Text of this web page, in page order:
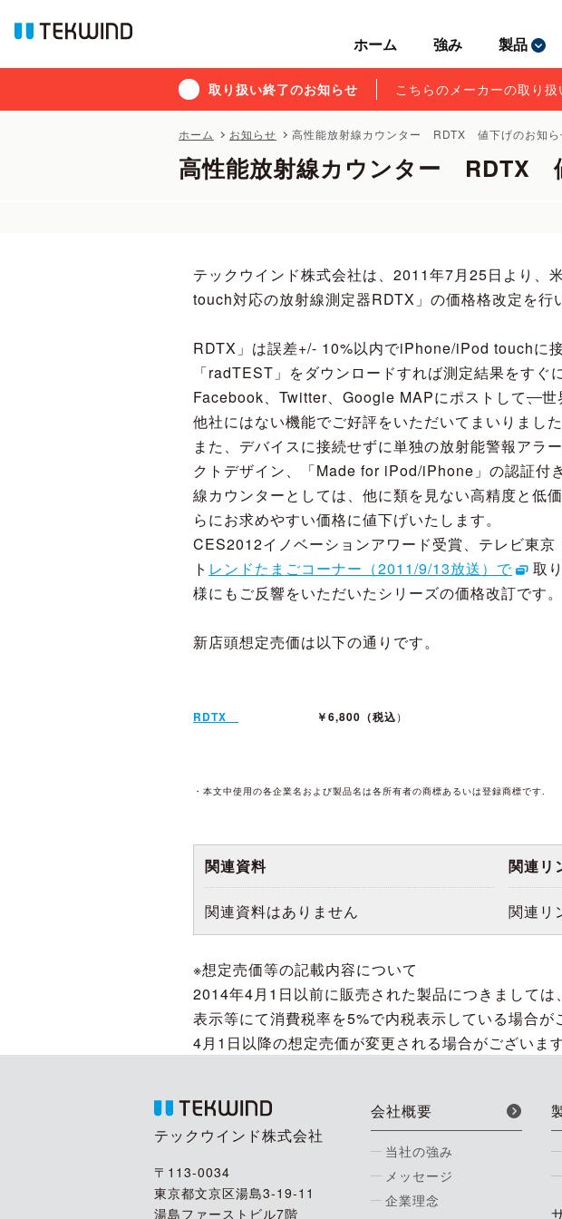
ホーム 強み 製品
取り扱い終了のお知らせ こちらのメーカーの取り
ホーム お知らせ 高性能放射線カウンター RDTX 値下げのお知ら
高性能放射線カウンター RDTX
ホーム 強み 製品
取り扱い終了のお知らせ こちらのメーカーの取り
テックウインド株式会社は、2011年7月25日より
touch対応の放射線測定器RDTX」の価格格改定を行
RDTX」は誤差+/- 10%以内でiPhone/iPod touchに
「radTEST」をダウンロードすれば測定結果をすぐ
Facebook、Twitter、Google MAPにポストして、世
他社にはない機能でご好評をいただいてまいりました
また、デバイスに接続せずに単独の放射能警報アラ
クトデザイン、「Made for iPod/iPhone」の認証付
線カウンターとしては、他に類を見ない高精度と低
らにお求めやすい価格に値下げいたします。
CES2012イノベーションアワード受賞、テレビ東
ト レンドたまごコーナー（2011/9/13放送）で
取
様にもご反響をいただいたシリーズの価格改訂です。
新店頭想定売価は以下の通りです。
RDTX ￥6,800（税込）
・本文中使用の各企業名および製品名は各所有者の商標あるいは登録商標です.
関連資料
関連資料はありません
関連リ
関連リ
※想定売価等の記載内容について
2014年4月1日以前に販売された製品につきまして
表示等にて消費税率を5%で内税表示している場合が
4月1日以降の想定売価が変更される場合がございま
テックウインド株式会社
〒113-0034
東京都文京区湯島3-19-11
湯島ファーストビル7階
会社概要
当社の強み
メッセージ
企業理念